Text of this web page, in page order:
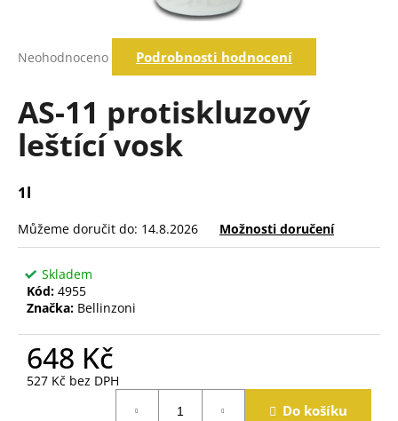
hodnocení
0,0
z
Neohodnoceno Podrobnosti hodnocení
AS-11 protiskluzový
leštící vosk
1l
Můžeme doručit do: 14.8.2026 Možnosti doručení
Skladem
Kód: 4955
Značka: Bellinzoni
648 Kč
527 Kč bez DPH
Do košíku
j
í
?
D
o
p
o
r
u
u